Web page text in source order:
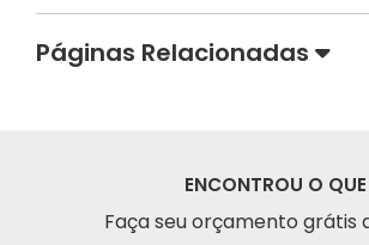
Páginas Relacionadas
ENCONTROU O
Faça seu orçamento grátis